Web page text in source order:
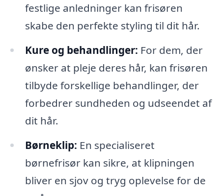
festlige anledninger kan frisøren
skabe den perfekte styling til dit hår.
Kure og behandlinger: For dem, der
ønsker at pleje deres hår, kan frisøren
tilbyde forskellige behandlinger, der
forbedrer sundheden og udseendet af
dit hår.
Børneklip: En specialiseret
børnefrisør kan sikre, at klipningen
bliver en sjov og tryg oplevelse for de